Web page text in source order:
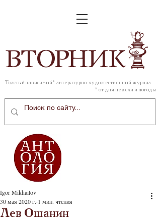
ВТОРНИК
Толстый зависимый* литературно-художественный журнал
* от дня недели и погоды
Лев Ошанин
Igor Mikhailov
30 мая 2020 г. 1 мин. чтения